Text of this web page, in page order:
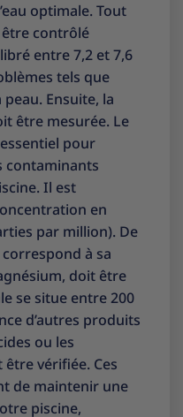
optimale. Tout
être contrôlé
entre 7,2 et 7,6
tels que
Ensuite, la
être mesurée. Le
pour
contaminants
Il est
en
par million). De
correspond à sa
doit être
se situe entre 200
d’autres produits
ou les
vérifiée. Ces
de maintenir une
piscine,